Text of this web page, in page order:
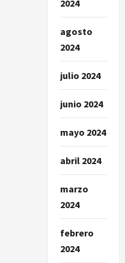
2024
agosto
2024
julio 2024
junio 2024
mayo 2024
abril 2024
marzo
2024
febrero
2024